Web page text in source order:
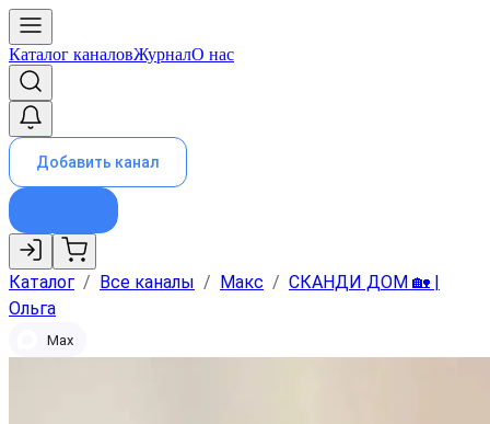
Каталог каналовЖурналО нас
Добавить канал
Каталог / Все каналы / Макс / СКАНДИ ДОМ 🏡 |
Ольга
Max